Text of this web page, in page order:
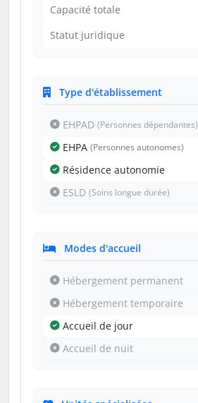
Capacité totale
Statut juridique
Type d'établissement
EHPAD (Personnes dépendantes)
EHPA (Personnes autonomes)
Résidence autonomie
ESLD (Soins longue durée)
Modes d'accueil
Hébergement permanent
Hébergement temporaire
Accueil de jour
Accueil de nuit